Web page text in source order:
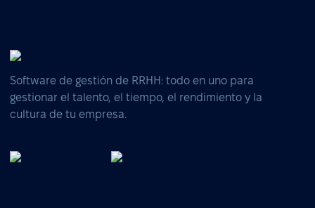
Software de gestión de RRHH: todo en uno para
gestionar el talento, el tiempo, el rendimiento y la
cultura de tu empresa.